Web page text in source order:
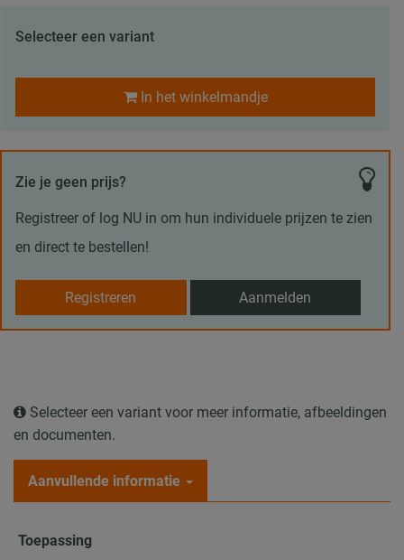
Selecteer een variant
In het winkelmandje
Zie je geen prijs?
Registreer of log NU in om hun individuele prijzen te zien
en direct te bestellen!
Registreren Aanmelden
Selecteer een variant voor meer informatie, afbeeldingen
en documenten.
Aanvullende informatie
Toepassing